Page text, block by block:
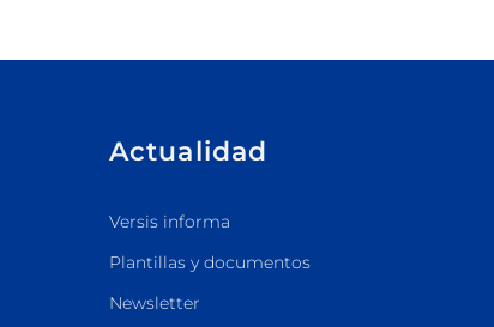
Actualidad
Versis informa
Plantillas y documentos
Newsletter